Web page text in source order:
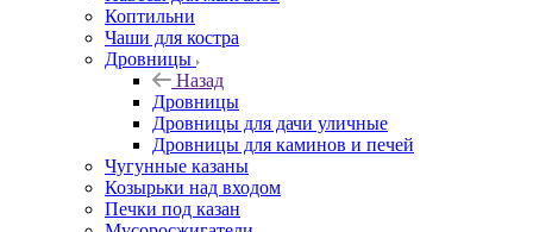
Коптильни
Чаши для костра
Дровницы
Назад
Дровницы
Дровницы для дачи уличные
Дровницы для каминов и печей
Чугунные казаны
Козырьки над входом
Печки под казан